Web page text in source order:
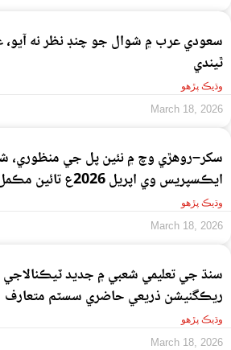
ٿيندي
وڌيڪ پڙهو
March 18, 2026
سکر–روهڙي وچ ۾ نئين پل جي منظوري،
ايڪسپريس وي اپريل 2026ع تائين مڪمل ڪرڻ جي هدايت
وڌيڪ پڙهو
March 18, 2026
سنڌ جي تعليمي شعبي ۾ جديد
ريڪگنيشن ذريعي حاضري سسٽم متعارف
وڌيڪ پڙهو
March 18, 2026